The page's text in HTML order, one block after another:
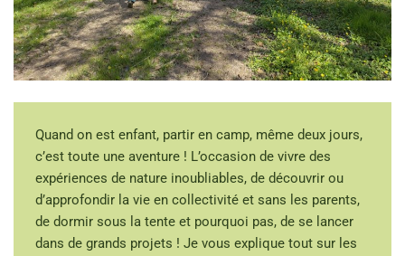
Quand on est enfant, partir en camp, même deux jours,
c’est toute une aventure ! L’occasion de vivre des
expériences de nature inoubliables, de découvrir ou
d’approfondir la vie en collectivité et sans les parents,
de dormir sous la tente et pourquoi pas, de se lancer
dans de grands projets ! Je vous explique tout sur les